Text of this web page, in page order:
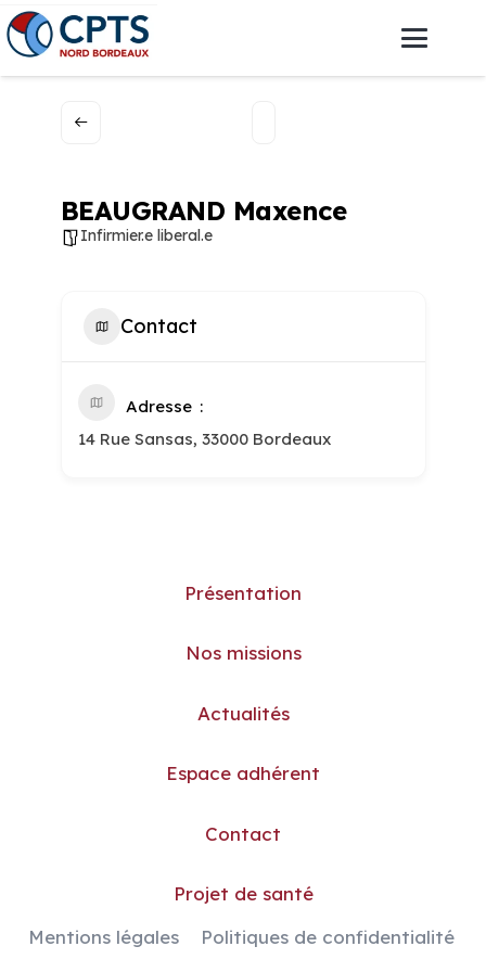
BEAUGRAND Maxence
Infirmier.e liberal.e
Contact
Adresse
14 Rue Sansas, 33000 Bordeaux
Présentation
Nos missions
Actualités
Espace adhérent
Contact
Projet de santé
Mentions légales
Politiques de confidentialité